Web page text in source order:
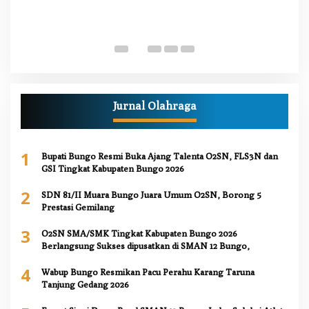
Jurnal Olahraga
1
Bupati Bungo Resmi Buka Ajang Talenta O2SN, FLS3N dan
GSI Tingkat Kabupaten Bungo 2026
2
SDN 81/II Muara Bungo Juara Umum O2SN, Borong 5
Prestasi Gemilang
3
O2SN SMA/SMK Tingkat Kabupaten Bungo 2026
Berlangsung Sukses dipusatkan di SMAN 12 Bungo,
4
Wabup Bungo Resmikan Pacu Perahu Karang Taruna
Tanjung Gedang 2026